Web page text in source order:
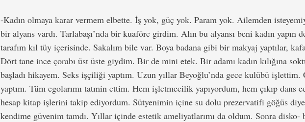
-Kadın olmaya karar vermem elbette. İş yok, güç yok. Param yok. Ailemden
bir alyans vardı. Tarlabaşı’nda bir kuaföre girdim. Alın bu alyansı beni kadın yapın
tarafım kıl tüy içerisinde. Sakalım bile var. Boya badana gibi bir makyaj yaptılar,
Dört tane ince çorabı üst üste giydim. Bir de mini etek. Bir adamı kadın kılığına
başladı hikayem. Seks işçiliği yaptım. Uzun yıllar Beyoğlu’nda gece kulübü işlettim.
yaptım. Tüm egolarımı tatmin ettim. Hem işletmecilik yapıyordum, hem çıkıp dans
hesap kitap işlerini takip ediyordum. Sütyenimin içine su dolu prezervatifi göğüs
kendime güvenim tamdı. Yıllar içinde estetik ameliyatlarımı da oldum. Sonra disko-